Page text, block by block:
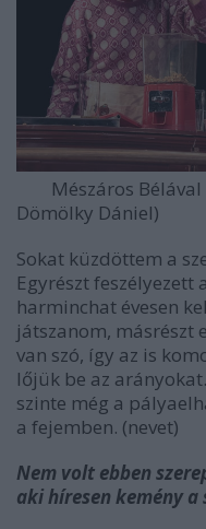
Mészáros Bélával
Dömölky Dániel)
Sokat küzdöttem a
Egyrészt feszélyezett
harminchat évesen
játszanom, másrészt
van szó, így az is
lőjük be az
szinte még a
a fejemben. (nevet)
Nem volt ebben
aki híresen kemény a